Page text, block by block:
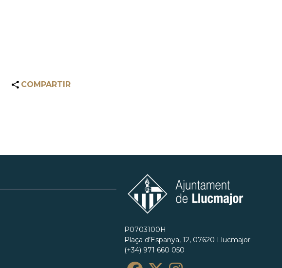
COMPARTIR
P0703100H
Plaça d’Espanya, 12, 07620 Llucmajor
(+34) 971 660 050